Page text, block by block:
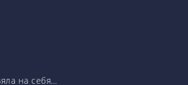
на себя…